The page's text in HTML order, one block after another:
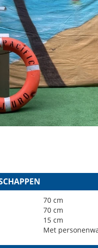
70 cm
70 cm
15 cm
Met